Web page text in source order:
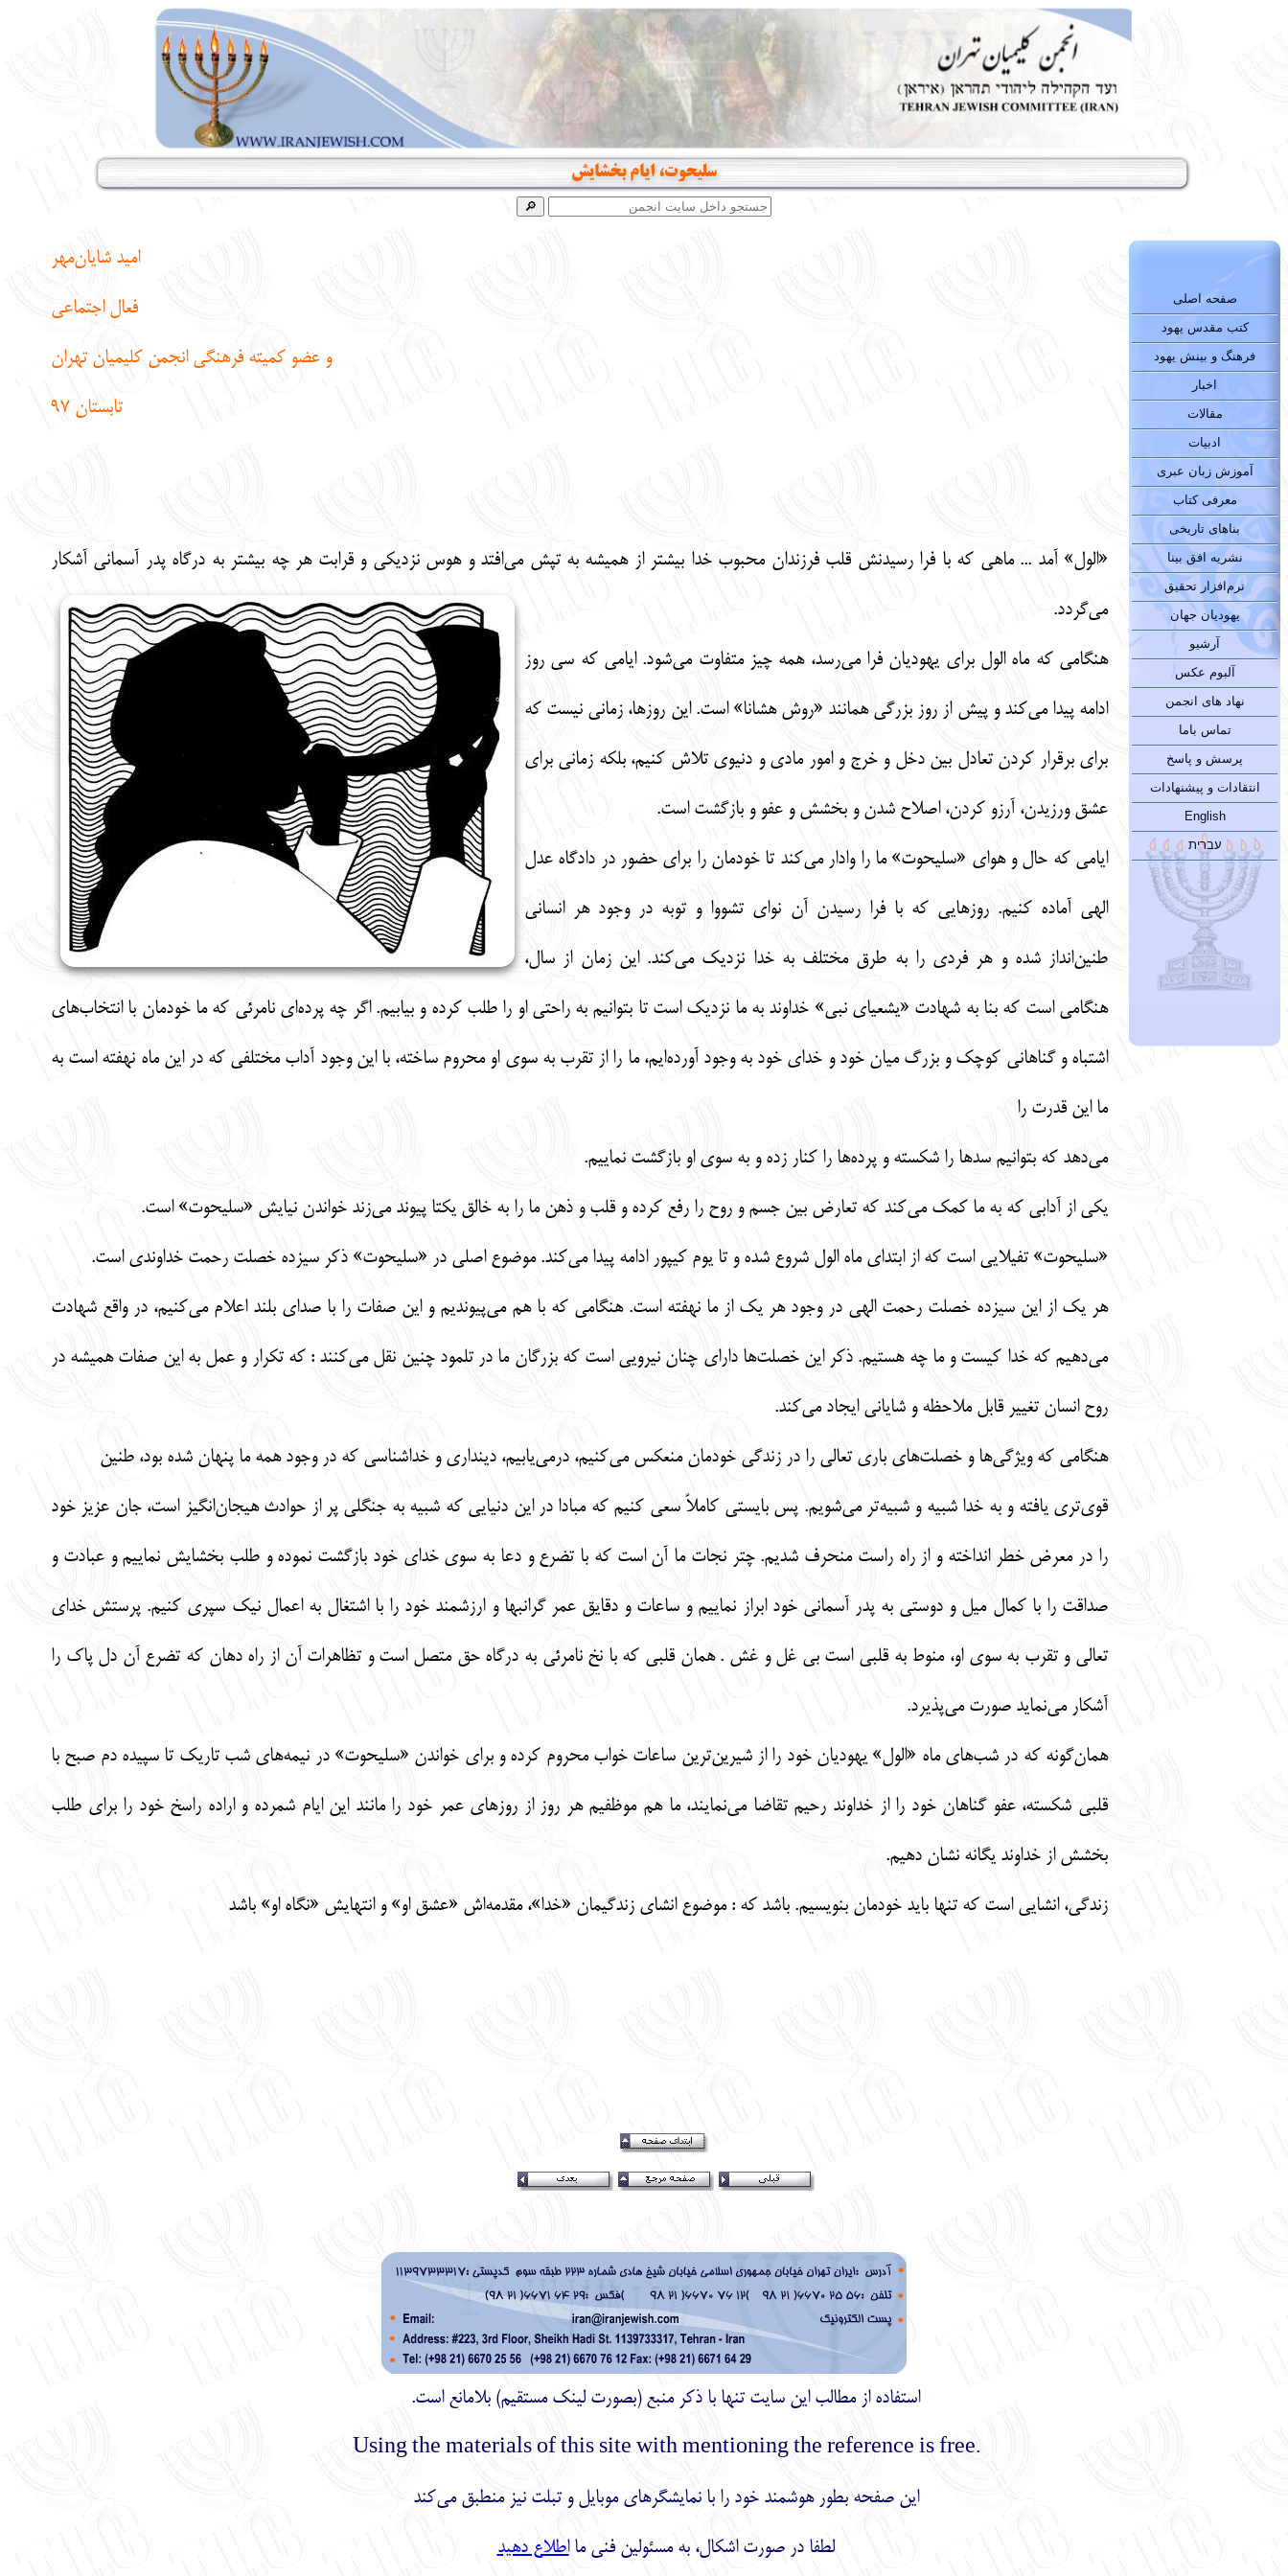
سلیحوت، ایام بخشایش
صفحه اصلی
کتب مقدس یهود
فرهنگ و بینش یهود
اخبار
مقالات
ادبیات
آموزش زبان عبری
معرفی کتاب
بناهای تاریخی
نشریه افق بینا
نرم‌افزار تحقیق
یهودیان جهان
آرشیو
آلبوم عکس
نهاد های انجمن
تماس باما
پرسش و پاسخ
انتقادات و پیشنهادات
English
עברית
امید شایان‌مهر
فعال اجتماعی
و عضو کمیته فرهنگی انجمن کلیمیان تهران
تابستان 97
«الول» آمد ... ماهی که با فرا رسیدنش قلب فرزندان محبوب خدا بیشتر از همیشه به تپش می‌افتد و هوس نزدیکیو قرابت هر چه بیشتر به درگاه پدر آسمانی آشکار
می‌گردد.
هنگامی که ماه الول برای یهودیان فرا می‌رسد، همه چیز متفاوت می‌شود. ایامی که سی روز
ادامه پیدا می‌کند و پیش از روز بزرگی همانند «روش هشانا» است. این روزها، زمانی نیست که
برای برقرار کردن تعادل بین دخل و خرج و امور مادی و دنیوی تلاش کنیم، بلکه زمانی برای
عشق ورزیدن، آرزو کردن، اصلاح شدن و بخشش و عفو و بازگشت است.
ایامی که حال و هوای «سلیحوت» ما را وادار می‌کند تا خودمان را برای حضور در دادگاه عدل
الهی آماده کنیم. روزهایی که با فرا رسیدن آن نوای تشووا و توبه در وجود هر انسانی
طنین‌انداز شده و هر فردی را به طرق مختلف به خدا نزدیک می‌کند. این زمان از سال،
هنگامی است که بنا به شهادت «یشعیای نبی» خداوند به ما نزدیک است تا بتوانیم به راحتی او را طلب کرده و بیابیم. اگر چه پرده‌ای نامرئی که ما خودمان با انتخاب‌های
اشتباه و گناهانی کوچک و بزرگ میان خود و خدای خود به وجود آورده‌ایم، ما را از تقرب به سوی او محروم ساخته، با این وجود آداب مختلفی که در این ماه نهفته است به
ما این قدرت را
می‌دهد که بتوانیم سدها را شکسته و پرده‌ها را کنار زده و به سوی او بازگشت نماییم.
یکی از آدابی که به ما کمک می‌کند که تعارض بین جسم و روح را رفع کرده و قلب و ذهن ما را به خالق یکتا پیوند می‌زند خواندن نیایش «سلیحوت» است.
«سلیحوت» تفیلایی است که از ابتدای ماه الول شروع شده و تا یوم کیپور ادامه پیدا می‌کند. موضوع اصلی در «سلیحوت» ذکر سیزده خصلت رحمت خداوندی است.
هر یک از این سیزده خصلت رحمت الهی در وجود هر یک از ما نهفته است. هنگامی که با هم می‌پیوندیم و این صفات را با صدای بلند اعلام می‌کنیم، در واقع شهادت
می‌دهیم که خدا کیست و ما چه هستیم. ذکر این خصلت‌ها دارای چنان نیرویی است که بزرگان ما در تلمود چنین نقل می‌کنند : که تکرار و عمل به این صفات همیشه در
روح انسان تغییر قابل ملاحظه و شایانی ایجاد می‌کند.
هنگامی که ویژگی‌ها و خصلت‌های باری تعالی را در زندگی خودمان منعکس می‌کنیم، درمی‌یابیم، دینداری و خداشناسی که در وجود همه ما پنهان شده بود، طنین
قوی‌تری یافته و به خدا شبیه و شبیه‌تر می‌شویم. پس بایستی کاملاً سعی کنیم که مبادا در این دنیایی که شبیه به جنگلی پر از حوادث هیجان‌انگیز است، جان عزیز خود
را در معرض خطر انداخته و از راه راست منحرف شدیم. چتر نجات ما آن است که با تضرع و دعا به سوی خدای خود بازگشت نموده و طلب بخشایش نماییم و عبادت و
صداقت را با کمال میل و دوستی به پدر آسمانی خود ابراز نماییم و ساعات و دقایق عمر گرانبها و ارزشمند خود را با اشتغال به اعمال نیک سپری کنیم. پرستش خدای
تعالی و تقرب به سوی او، منوط به قلبی است بی غل و غش . همان قلبی که با نخ نامرئی به درگاه حق متصل است و تظاهرات آن از راه دهان که تضرع آن دل پاک را
آشکار می‌نماید صورت می‌پذیرد.
همان‌گونه که در شب‌های ماه «الول» یهودیان خود را از شیرین‌ترین ساعات خواب محروم کرده و برای خواندن «سلیحوت» در نیمه‌های شب تاریک تا سپیده دم صبح با
قلبی شکسته، عفو گناهان خود را از خداوند رحیم تقاضا می‌نمایند، ما هم موظفیم هر روز از روزهای عمر خود را مانند این ایام شمرده و اراده راسخ خود را برای طلب
بخشش از خداوند یگانه نشان دهیم.
زندگی، انشایی است که تنها باید خودمان بنویسیم. باشد که : موضوع انشای زندگیمان «خدا»، مقدمه‌اش «عشق او» و انتهایش «نگاه او» باشد
استفاده از مطالب اين سايت تنها با ذكر منبع (بصورت لینک مستقیم) بلامانع است.
.Using the materials of this site with mentioning the reference is free
این صفحه بطور هوشمند خود را با نمایشگرهای موبایل و تبلت نیز منطبق می‌کند
لطفا در صورت اشکال، به مسئولین فنی مااطلاع دهید